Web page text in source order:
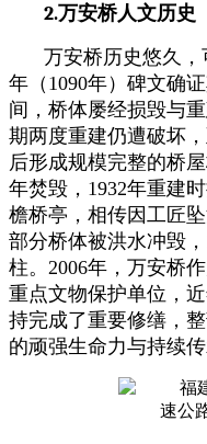
2.万安桥人文历史
万安桥历史悠久
年（1090年）碑文确
间，桥体屡经损毁与
期两度重建仍遭破坏
后形成规模完整的桥
年焚毁，1932年重建
檐桥亭，相传因工匠
部分桥体被洪水冲毁
柱。2006年，万安桥
重点文物保护单位，
持完成了重要修缮，
的顽强生命力与持续传